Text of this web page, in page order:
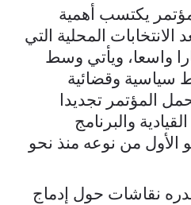
يكتسب أهمية
الانتخابات المحلية التي
واسعا، ويأتي وسط
سياسية وقضائية
المؤتمر تجديدا
والبرنامج
من نوعه منذ نحو
نقاشات حول إدماج